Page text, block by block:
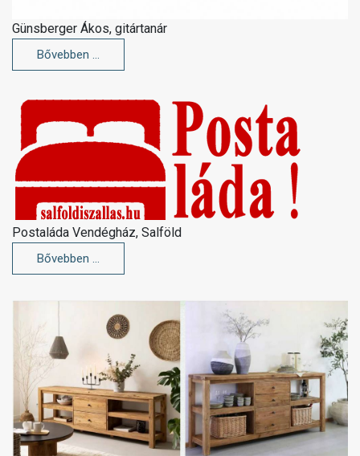
Günsberger Ákos, gitártanár
Bővebben …
Postaláda Vendégház, Salföld
Bővebben …